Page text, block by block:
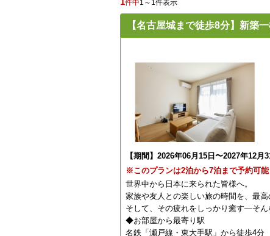
件中1～1件表示
【名古屋城まで徒歩8分】新築
【期間】2026年06月15日〜2027年12月
※このプランは2泊から7泊まで予約可能
世界中から日本に来られた皆様へ。
家族や友人との楽しい旅の時間を、最高
そして、その疲れをしっかり癒す―そん
◆お部屋から最寄り駅
名鉄「瀬戸線・東大手駅」から徒歩4分